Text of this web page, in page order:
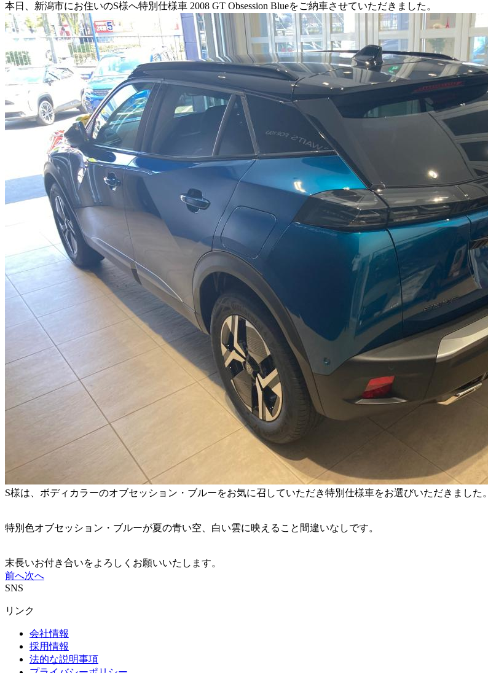
本日、新潟市にお住いのS様へ特別仕様車 2008 GT Obsession Blueをご納車させていただきました。
S様は、ボディカラーのオブセッション・ブルーをお気に召していただき特別仕様車をお選びいただきました。
特別色オブセッション・ブルーが夏の青い空、白い雲に映えること間違いなしです。
末長いお付き合いをよろしくお願いいたします。
前へ次へ
SNS
リンク
会社情報
採用情報
法的な説明事項